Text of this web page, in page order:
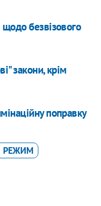
безвізового
закони, крім
поправку
РЕЖИМ